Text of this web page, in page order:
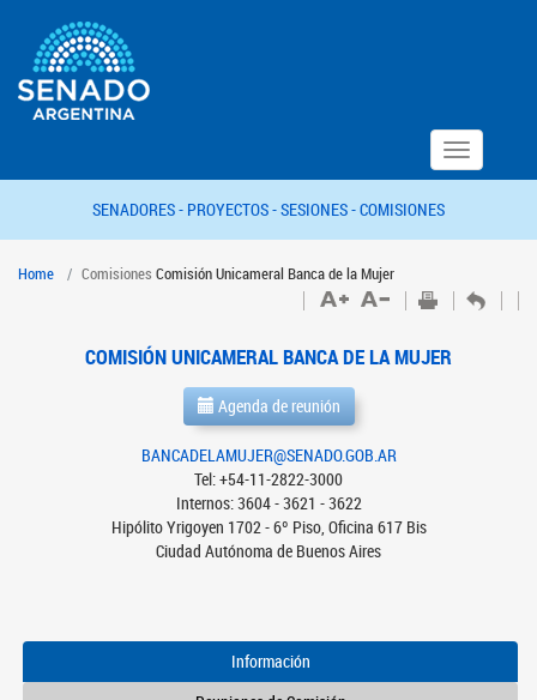
Toggle
navigation
SENADORES - PROYECTOS -SESIONES -COMISIONES
Home Comisiones Comisión Unicameral Banca de la Mujer
COMISIÓN UNICAMERAL BANCA DE LA MUJER
Agenda de reunión
BANCADELAMUJER@SENADO.GOB.AR
Tel: +54-11-2822-3000
Internos: 3604 - 3621 - 3622
Hipólito Yrigoyen 1702 - 6º Piso, Oficina 617 Bis
Ciudad Autónoma de Buenos Aires
Información